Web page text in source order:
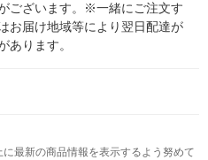
ございます。※一緒にご注文す
お届け地域等により翌日配達が
あります。
最新の商品情報を表示するよう努めて